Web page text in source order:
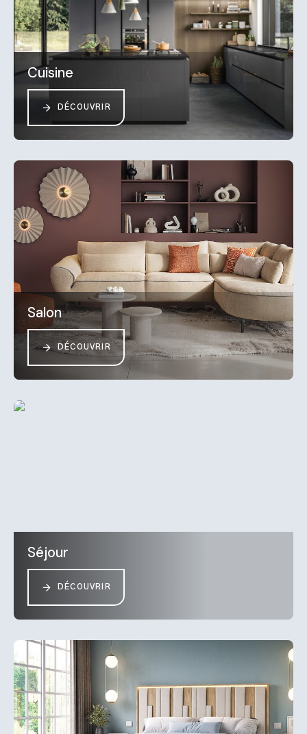
Cuisine
DÉCOUVRIR
Salon
DÉCOUVRIR
Séjour
DÉCOUVRIR